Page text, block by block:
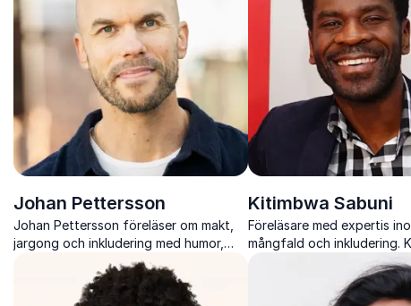
Johan Pettersson
Johan Pettersson föreläser om makt,
jargong och inkludering med humor,
skärpa och konkreta verktyg för
tryggare och starkare arbetsplatser.
Kitimbwa Sabuni
Föreläsare med expertis
mångfald och inkludering.
Sabuni ger verktyg för att
rasism och skapa